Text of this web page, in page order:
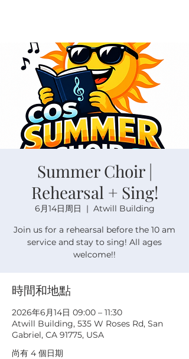
Summer Choir |
Rehearsal + Sing!
6月14日周日
  |
Atwill Building
Join us for a rehearsal before the 10 am
service and stay to sing! All ages
welcome!!
時間和地點
2026年6月14日 09:00 – 11:30
Atwill Building, 535 W Roses Rd, San
Gabriel, CA 91775, USA
尚有 4 個日期